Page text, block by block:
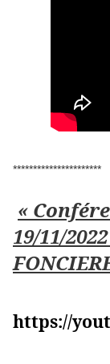
**********************
«
19/11/
https://